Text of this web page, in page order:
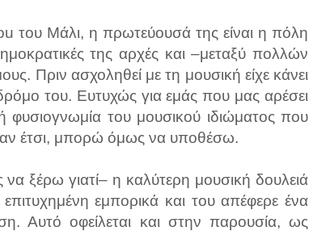
του Μάλι, η πρωτεύουσά της είναι η πόλη
της αρχές και –μεταξύ πολλών
Πριν ασχοληθεί με τη μουσική είχε κάνει
του. Ευτυχώς για εμάς που μας αρέσει
φυσιογνωμία του μουσικού ιδιώματος που
έτσι, μπορώ όμως να υποθέσω.
να ξέρω γιατί– η καλύτερη μουσική δουλειά
εμπορικά και του απέφερε ένα
Αυτό οφείλεται και στην παρουσία, ως